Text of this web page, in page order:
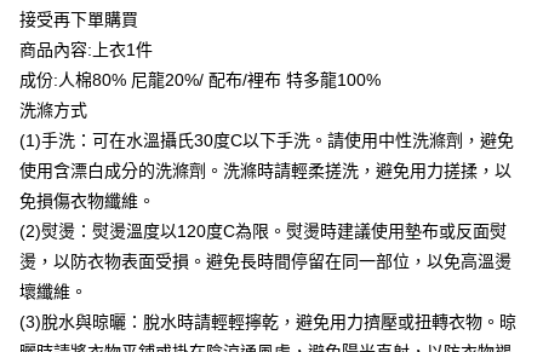
付款後7-11取貨
每筆NT$80，滿NT$888(含以上)免運費
宅配到府
貨到付款
每筆NT$80，滿NT$888(含以上)免運費
接受再下單購買
商品內容:上衣1件
成份:人棉80% 尼龍20%/ 配布/裡布 特多龍100%
洗滌方式
(1)手洗：可在水溫攝氏30度C以下手洗。請使用中性洗滌劑，避免
使用含漂白成分的洗滌劑。洗滌時請輕柔搓洗，避免用力搓揉，以
免損傷衣物纖維。
(2)熨燙：熨燙溫度以120度C為限。熨燙時建議使用墊布或反面熨
燙，以防衣物表面受損。避免長時間停留在同一部位，以免高溫燙
壞纖維。
(3)脫水與晾曬：脫水時請輕輕擰乾，避免用力擠壓或扭轉衣物。晾